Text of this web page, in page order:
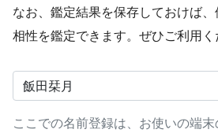
なお、鑑定結果を保存しておけば
相性を鑑定できます。ぜひご利用く
ここでの名前登録は、お使いの端